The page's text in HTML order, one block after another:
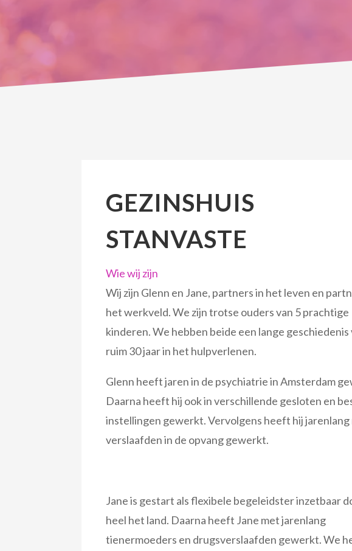
GEZINSHUIS
STANVASTE
Wie wij zijn
Wij zijn Glenn en Jane, partners in het leven en
het werkveld. We zijn trotse ouders van 5 prachtige
kinderen. We hebben beide een lange geschiedenis
ruim 30 jaar in het hulpverlenen.
Glenn heeft jaren in de psychiatrie in Amsterdam
Daarna heeft hij ook in verschillende gesloten en
instellingen gewerkt. Vervolgens heeft hij jarenlang
verslaafden in de opvang gewerkt.
Jane is gestart als flexibele begeleidster inzetbaar
heel het land. Daarna heeft Jane met jarenlang
tienermoeders en drugsverslaafden gewerkt. We